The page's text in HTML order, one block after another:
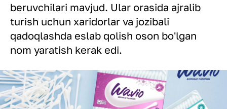
beruvchilari mavjud. Ular orasida ajralib
turish uchun xaridorlar va jozibali
qadoqlashda eslab qolish oson bo'lgan
nom yaratish kerak edi.